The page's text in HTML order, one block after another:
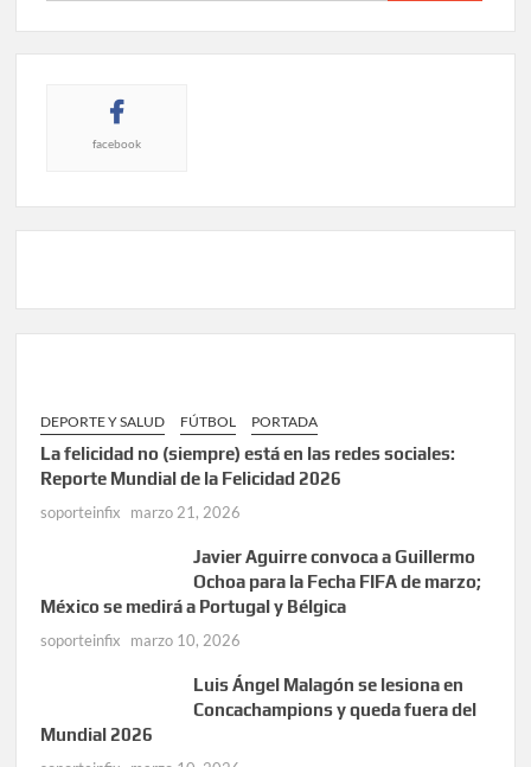
facebook
DEPORTE Y SALUD FÚTBOL PORTADA
La felicidad no (siempre) está en las redes sociales:
Reporte Mundial de la Felicidad 2026
soporteinfix marzo 21, 2026
Javier Aguirre convoca a Guillermo
Ochoa para la Fecha FIFA de marzo;
México se medirá a Portugal y Bélgica
soporteinfix marzo 10, 2026
Luis Ángel Malagón se lesiona en
Concachampions y queda fuera del
Mundial 2026